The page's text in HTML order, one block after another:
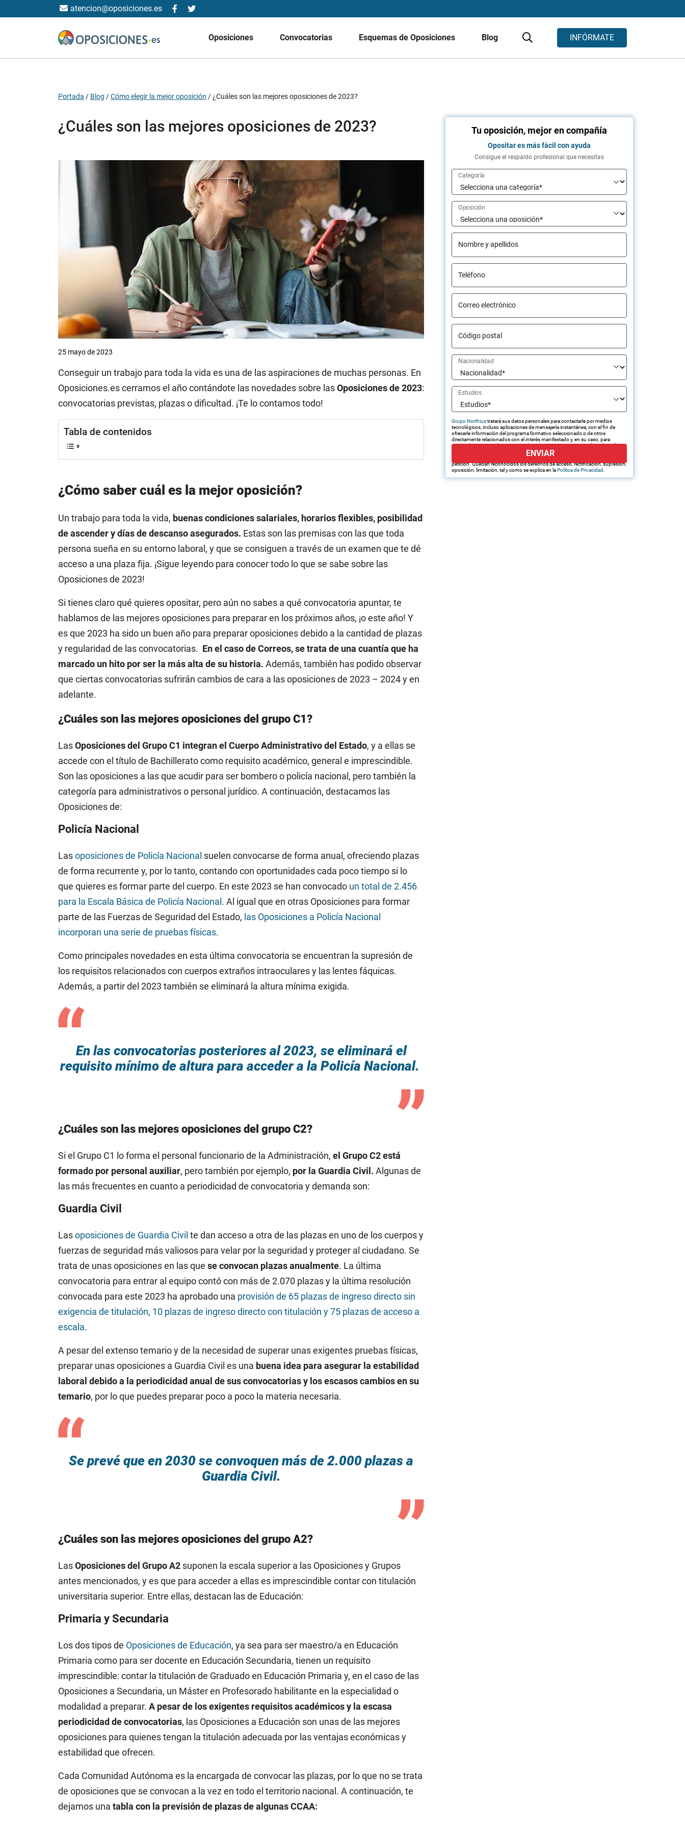
atencion@oposiciones.es
Oposiciones Convocatorias Esquemas de Oposiciones Blog INFÓRMATE
Portada / Blog /Cómo elegir la mejor oposición / ¿Cuáles son las mejores oposiciones de 2023?
¿Cuáles son las mejores oposiciones de 2023?
25 mayo de 2023
Conseguir un trabajo para toda la vida es una de las aspiraciones de muchas personas. En
Oposiciones.es cerramos el año contándote las novedades sobre lasOposiciones de 2023:
convocatorias previstas, plazas o dificultad. ¡Te lo contamos todo!
Tabla de contenidos
¿Cómo saber cuál es la mejor oposición?
Un trabajo para toda la vida, buenas condiciones salariales, horarios flexibles, posibilidad
de ascender y días de descanso asegurados. Estas son las premisas con las que toda
persona sueña en su entorno laboral, y que se consiguen a través de un examen que te dé
acceso a una plaza fija. ¡Sigue leyendo para conocer todo lo que se sabe sobre las
Oposiciones de 2023!
Si tienes claro qué quieres opositar, pero aún no sabes a qué convocatoria apuntar, te
hablamos de las mejores oposiciones para preparar en los próximos años, ¡o este año! Y
es que 2023 ha sido un buen año para preparar oposiciones debido a la cantidad de plazas
y regularidad de las convocatorias. En el caso de Correos, se trata de una cuantía que ha
marcado un hito por ser la más alta de su historia. Además, también has podido observar
que ciertas convocatorias sufrirán cambios de cara a las oposiciones de 2023 – 2024 y en
adelante.
¿Cuáles son las mejores oposiciones del grupo C1?
LasOposiciones del Grupo C1 integran el Cuerpo Administrativo del Estado, y a ellas se
accede con el título de Bachillerato como requisito académico, general e imprescindible.
Son las oposiciones a las que acudir para ser bombero o policía nacional, pero también la
categoría para administrativos o personal jurídico. A continuación, destacamos las
Oposiciones de:
Policía Nacional
Lasoposiciones de Policía Nacional suelen convocarse de forma anual, ofreciendo plazas
de forma recurrente y, por lo tanto, contando con oportunidades cada poco tiempo si lo
que quieres es formar parte del cuerpo. En este 2023 se han convocado un total de 2.456
para la Escala Básica de Policía Nacional . Al igual que en otras Oposiciones para formar
parte de las Fuerzas de Seguridad del Estado, las Oposiciones a Policía Nacional
incorporan una serie de pruebas físicas.
Como principales novedades en esta última convocatoria se encuentran la supresión de
los requisitos relacionados con cuerpos extraños intraoculares y las lentes fáquicas.
Además, a partir del 2023 también se eliminará la altura mínima exigida.
En las convocatorias posteriores al 2023, se eliminará el
requisito mínimo de altura para acceder a la Policía Nacional.
¿Cuáles son las mejores oposiciones del grupo C2?
Si el Grupo C1 lo forma el personal funcionario de la Administración, el Grupo C2 está
formado por personal auxiliar, pero también por ejemplo, por la Guardia Civil. Algunas de
las más frecuentes en cuanto a periodicidad de convocatoria y demanda son:
Guardia Civil
Lasoposiciones de Guardia Civil te dan acceso a otra de las plazas en uno de los cuerpos y
fuerzas de seguridad más valiosos para velar por la seguridad y proteger al ciudadano. Se
trata de unas oposiciones en las que se convocan plazas anualmente. La última
convocatoria para entrar al equipo contó con más de 2.070 plazas y la última resolución
convocada para este 2023 ha aprobado una provisión de 65 plazas de ingreso directo sin
exigencia de titulación, 10 plazas de ingreso directo con titulación y 75 plazas de acceso a
escala.
A pesar del extenso temario y de la necesidad de superar unas exigentes pruebas físicas,
preparar unas oposiciones a Guardia Civil es una buena idea para asegurar la estabilidad
laboral debido a la periodicidad anual de sus convocatorias y los escasos cambios en su
temario, por lo que puedes preparar poco a poco la materia necesaria.
Se prevé que en 2030 se convoquen más de 2.000 plazas a
Guardia Civil.
¿Cuáles son las mejores oposiciones del grupo A2?
LasOposiciones del Grupo A2 suponen la escala superior a las Oposiciones y Grupos
antes mencionados, y es que para acceder a ellas es imprescindible contar con titulación
universitaria superior. Entre ellas, destacan las de Educación:
Primaria y Secundaria
Los dos tipos de Oposiciones de Educación, ya sea para ser maestro/a en Educación
Primaria como para ser docente en Educación Secundaria, tienen un requisito
imprescindible: contar la titulación de Graduado en Educación Primaria y, en el caso de las
Oposiciones a Secundaria, un Máster en Profesorado habilitante en la especialidad o
modalidad a preparar. A pesar de los exigentes requisitos académicos y la escasa
periodicidad de convocatorias, las Oposiciones a Educación son unas de las mejores
oposiciones para quienes tengan la titulación adecuada por las ventajas económicas y
estabilidad que ofrecen.
Cada Comunidad Autónoma es la encargada de convocar las plazas, por lo que no se trata
de oposiciones que se convocan a la vez en todo el territorio nacional. A continuación, te
dejamos una tabla con la previsión de plazas de algunas CCAA:
Tu oposición, mejor en compañía
Opositar es más fácil con ayuda
Consigue el respaldo profesional que necesitas
Categoría
Oposición
Nombre y apellidos
Teléfono
Correo electrónico
Código postal
Nacionalidad
Estudios
Grupo Northiustratará sus datos personales para contactarle por medios
tecnológicos, incluso aplicaciones de mensajería instantánea, con el fin de
ofrecerle información del programa formativo seleccionado o de otros
directamente relacionados con el interés manifestado y, en su caso, para
tramitar la contratación correspondiente. Compartiremos su solicitud con las
Grupo Northius , con el objeto de que estas
puedan hacerle llegar la mejor oferta de productos y servicios de acuerdo a su
petición. Quedan reconocidos los derechos de acceso, rectificación, supresión,
oposición, limitación, tal y como se explica en laPolítica de Privacidad
ENVIAR